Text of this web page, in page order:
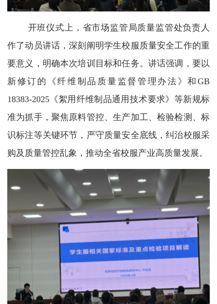
开班仪式上，省市场监管局质量监管处负责人
作了动员讲话，深刻阐明学生校服质量安全工作的重
要意义，明确本次培训目标和任务。讲话强调，要以
新修订的《纤维制品质量监督管理办法》和 GB
18383-2025 《絮用纤维制品通用技术要求》等新规标
准为抓手，聚焦原料管控、生产加工、检验检测、标
识标注等关键环节，严守质量安全底线，纠治校服采
购及质量管控乱象，推动全省校服产业高质量发展。